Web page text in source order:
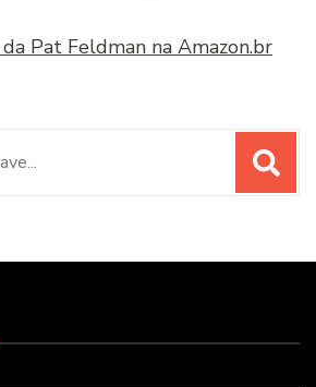
Pat Feldman na Amazon.br